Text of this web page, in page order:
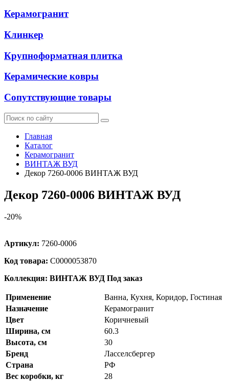
Керамогранит
Клинкер
Крупноформатная плитка
Керамические ковры
Сопутствующие товары
Главная
Каталог
Керамогранит
ВИНТАЖ ВУД
Декор 7260-0006 ВИНТАЖ ВУД
Декор 7260-0006 ВИНТАЖ ВУД
-20%
Артикул: 7260-0006
Код товара: С0000053870
Коллекция: ВИНТАЖ ВУД Под заказ
Применение
Ванна, Кухня, Коридор, Гостиная
Назначение
Керамогранит
Цвет
Коричневый
Ширина, см
60.3
Высота, см
30
Бренд
Ласселсбергер
Страна
РФ
Вес коробки, кг
28